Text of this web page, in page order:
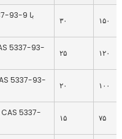
۳۰ ۱۵۰
۲۵ ۱۲۰
۲۰ ۱۰۰
۱۵ ۷۵